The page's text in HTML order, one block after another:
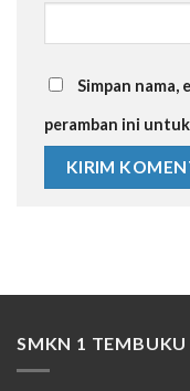
Simpan nama,
peramban ini
SMKN 1 TEMBUKU